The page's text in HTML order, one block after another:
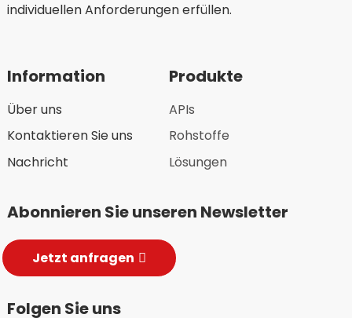
individuellen Anforderungen erfüllen.
Information
Über uns
Kontaktieren Sie uns
Nachricht
Produkte
APIs
Rohstoffe
Lösungen
Abonnieren Sie unseren Newsletter
Jetzt anfragen
Folgen Sie uns